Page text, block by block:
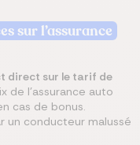
sur l’assurance
direct sur le tarif de
de l’assurance auto
cas de bonus.
un conducteur malussé